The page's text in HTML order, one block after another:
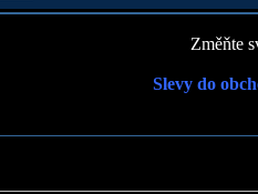
Změňte
Slevy do